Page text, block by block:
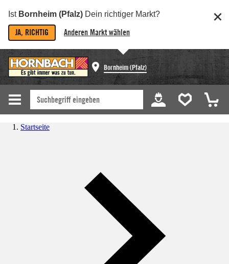
Ist Bornheim (Pfalz) Dein richtiger Markt?
JA, RICHTIG Anderen Markt wählen
Bornheim (Pfalz)
Startseite